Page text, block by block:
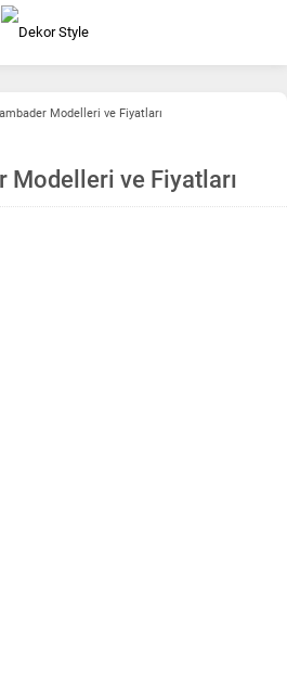
Modelleri ve Fiyatları
Modelleri ve Fiyatları